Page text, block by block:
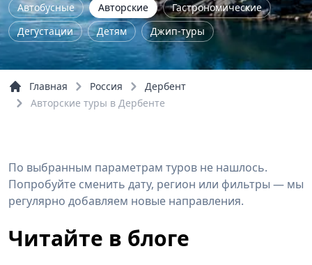
Автобусные Авторские
Гастрономические
Дегустации
Детям
Джип-туры
Железнодорожные
Женские
Йога - туры
Культурно-исторические
Мастер-класс
Трекинг
Тур выходного дня
Экстрим
Обзорные
Речные прогулки
Главная Россия
Дербент
Авторские туры в Дербенте
По выбранным параметрам туров не нашлось.
Попробуйте сменить дату, регион или фильтры — мы
регулярно добавляем новые направления.
Читайте в блоге